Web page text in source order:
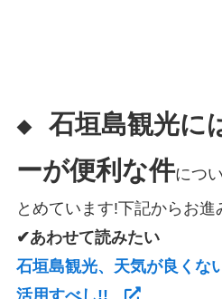
◆ 石垣島観光に
ーが便利な件につ
とめています!下記からお進
✔あわせて読みたい
石垣島観光、天気が良くな
活用すべし!!